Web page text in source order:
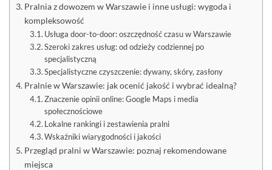
Pralnia z dowozem w Warszawie i inne usługi: wygoda i
kompleksowość
Usługa door-to-door: oszczędność czasu w Warszawie
Szeroki zakres usług: od odzieży codziennej po
specjalistyczną
Specjalistyczne czyszczenie: dywany, skóry, zasłony
Pralnie w Warszawie: jak ocenić jakość i wybrać idealną?
Znaczenie opinii online: Google Maps i media
społecznościowe
Lokalne rankingi i zestawienia pralni
Wskaźniki wiarygodności i jakości
Przegląd pralni w Warszawie: poznaj rekomendowane
miejsca